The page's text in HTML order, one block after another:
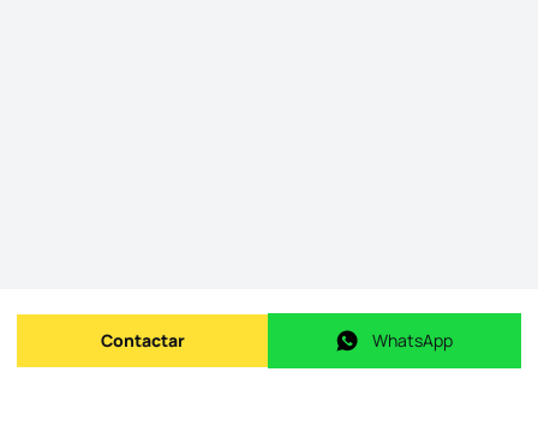
Enviar mensagem
Contactar WhatsApp
WhatsApp